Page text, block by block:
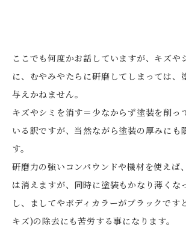
ここでも何度かお話していますが、キズや
に、むやみやたらに研磨してしまっては、
与えかねません。
キズやシミを消す＝少なからず塗装を削っ
いる訳ですが、当然ながら塗装の厚みにも
す。
研磨力の強いコンパウンドや機材を使えば
は消えますが、同時に塗装もかなり薄くな
し、ましてやボディカラーがブラックです
キズ)の除去にも苦労する事になります。